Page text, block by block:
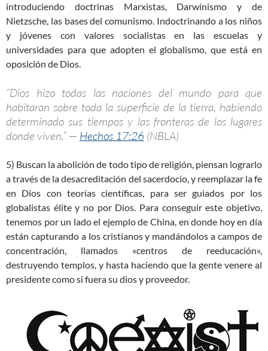
introduciendo doctrinas Marxistas, Darwinismo y de
Nietzsche, las bases del comunismo. Indoctrinando a los niños
y jóvenes con valores socialistas en las escuelas y
universidades para que adopten el globalismo, que está en
oposición de Dios.
“Dios hizo todas las naciones del mundo para que
habitaran sobre toda la superficie de la tierra, habiendo
determinado sus tiempos y las fronteras de los lugares
donde viven.” — Hechos 17:26 (NBLA)
5) Buscan la abolición de todo tipo de religión, piensan lograrlo
a través de la desacreditación del sacerdocio, y reemplazar la fe
en Dios con teorías científicas, para ser guiados por los
globalistas élite y no por Dios. Para conseguir este objetivo,
tenemos por un lado el ejemplo de China, en donde hoy en día
están capturando a los cristianos y mandándolos a campos de
concentración, llamados «centros de reeducación»,
destruyendo templos, y hasta haciendo que la gente venere al
presidente como si fuera su dios y proveedor.